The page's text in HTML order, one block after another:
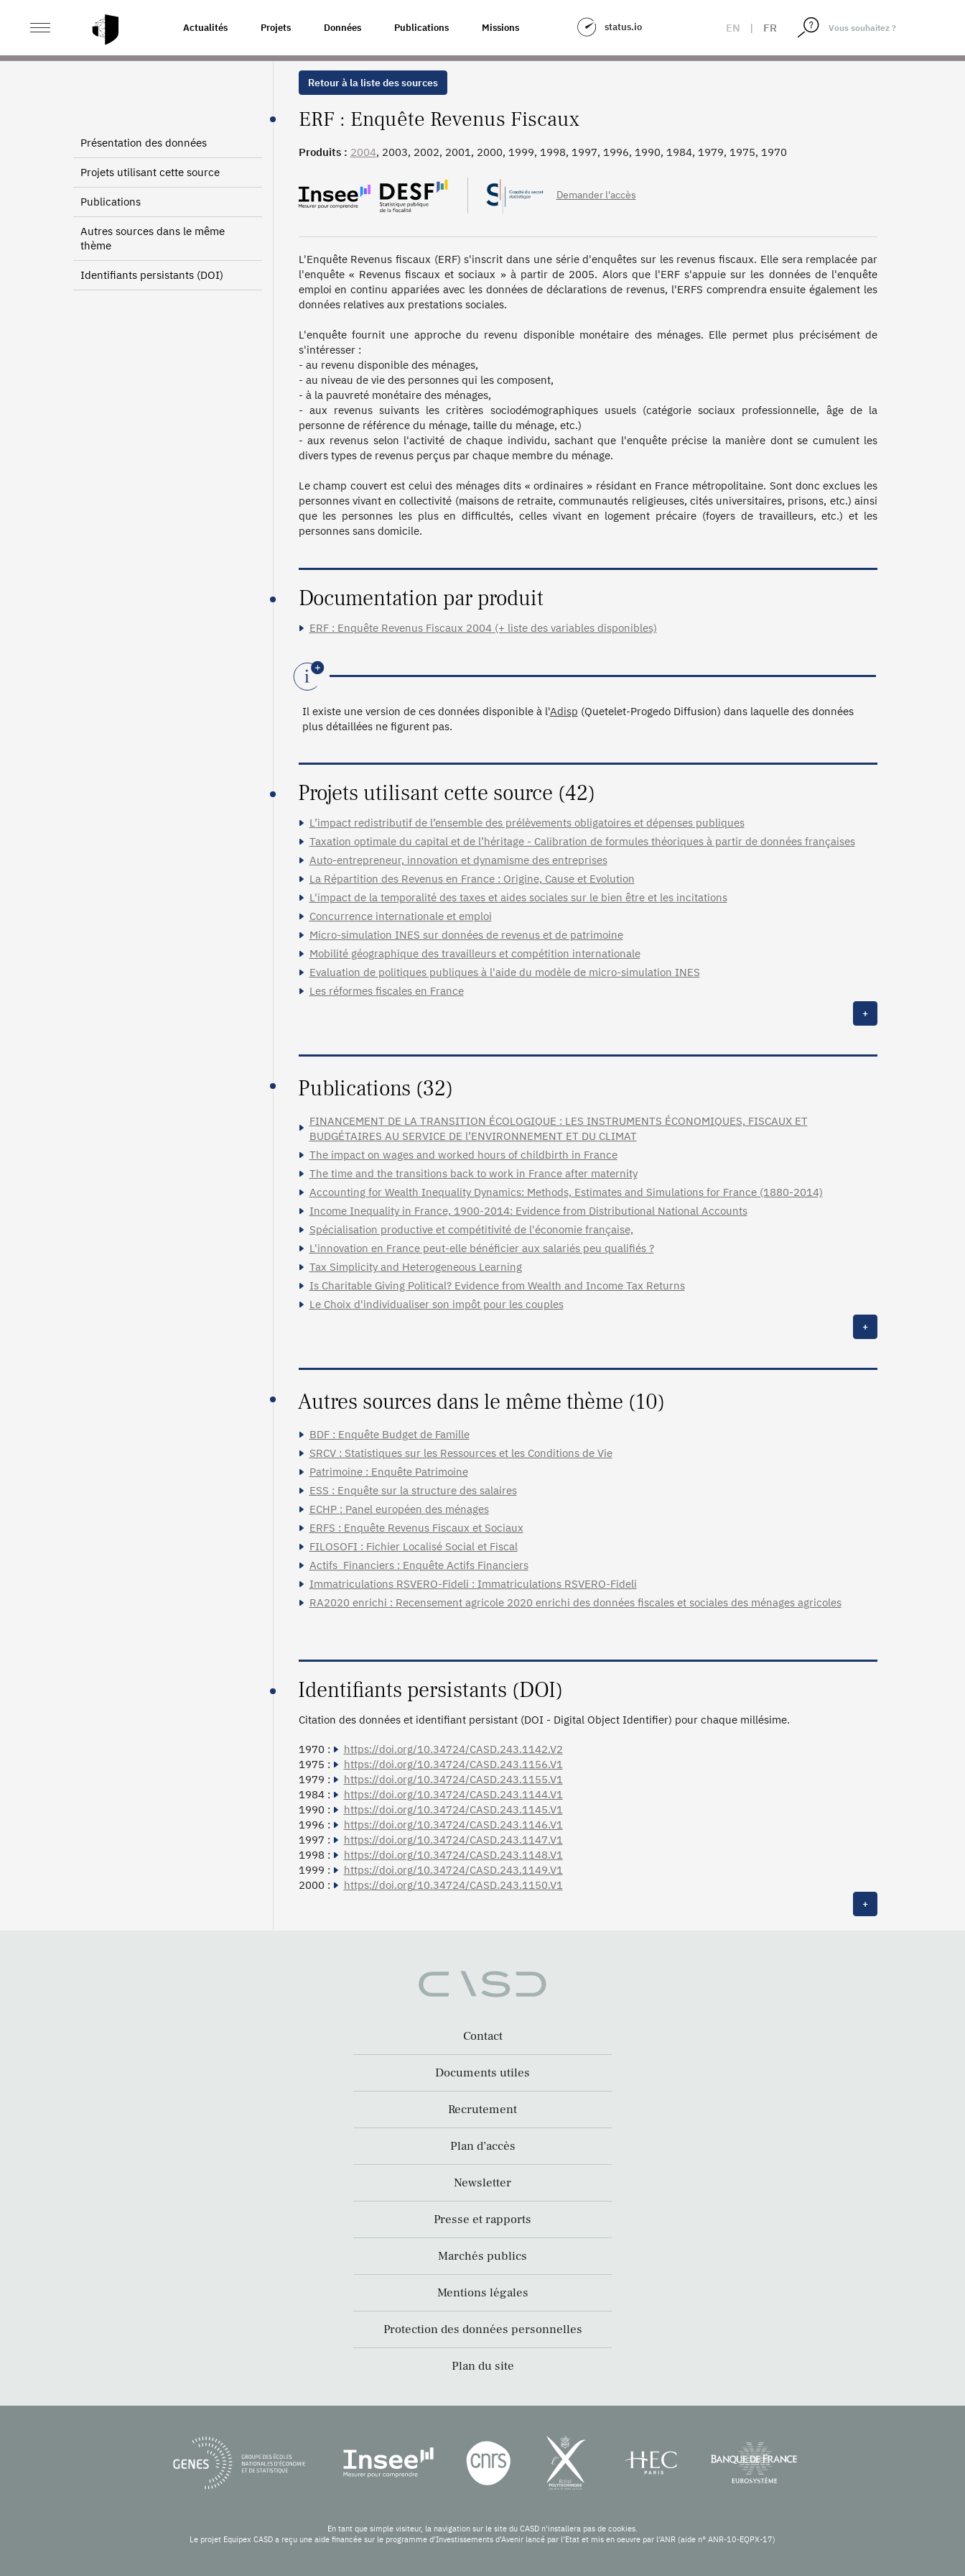
Actualités Projets Données Publications Missions status.io EN | FR
ACCUEIL ENQUÊTE REVENUS FISCAUX
Présentation des données
Projets utilisant cette source
Publications
Autres sources dans le même
thème
Identifiants persistants (DOI)
Retour à la liste des sources
ERF : Enquête Revenus Fiscaux
Produits : 2004, 2003, 2002, 2001, 2000, 1999, 1998, 1997, 1996, 1990, 1984, 1979, 1975, 1970
Demander l'accès
L'Enquête Revenus fiscaux (ERF) s'inscrit dans une série d'enquêtes sur les revenus fiscaux. Elle sera remplacée par
l'enquête « Revenus fiscaux et sociaux » à partir de 2005. Alors que l'ERF s'appuie sur les données de l'enquête
emploi en continu appariées avec les données de déclarations de revenus, l'ERFS comprendra ensuite également les
données relatives aux prestations sociales.
L'enquête fournit une approche du revenu disponible monétaire des ménages. Elle permet plus précisément de
s'intéresser :
- au revenu disponible des ménages,
- au niveau de vie des personnes qui les composent,
- à la pauvreté monétaire des ménages,
- aux revenus suivants les critères sociodémographiques usuels (catégorie sociaux professionnelle, âge de la
personne de référence du ménage, taille du ménage, etc.)
- aux revenus selon l'activité de chaque individu, sachant que l'enquête précise la manière dont se cumulent les
divers types de revenus perçus par chaque membre du ménage.
Le champ couvert est celui des ménages dits « ordinaires » résidant en France métropolitaine. Sont donc exclues les
personnes vivant en collectivité (maisons de retraite, communautés religieuses, cités universitaires, prisons, etc.) ainsi
que les personnes les plus en difficultés, celles vivant en logement précaire (foyers de travailleurs, etc.) et les
personnes sans domicile.
Documentation par produit
ERF : Enquête Revenus Fiscaux 2004 (+ liste des variables disponibles)
Il existe une version de ces données disponible à l'Adisp (Quetelet-Progedo Diffusion) dans laquelle des données
plus détaillées ne figurent pas.
Projets utilisant cette source (42)
L’impact redistributif de l’ensemble des prélèvements obligatoires et dépenses publiques
Taxation optimale du capital et de l’héritage - Calibration de formules théoriques à partir de données françaises
Auto-entrepreneur, innovation et dynamisme des entreprises
La Répartition des Revenus en France : Origine, Cause et Evolution
L'impact de la temporalité des taxes et aides sociales sur le bien être et les incitations
Concurrence internationale et emploi
Micro-simulation INES sur données de revenus et de patrimoine
Mobilité géographique des travailleurs et compétition internationale
Evaluation de politiques publiques à l'aide du modèle de micro-simulation INES
Les réformes fiscales en France
+
Publications (32)
FINANCEMENT DE LA TRANSITION ÉCOLOGIQUE : LES INSTRUMENTS ÉCONOMIQUES, FISCAUX ET
BUDGÉTAIRES AU SERVICE DE l’ENVIRONNEMENT ET DU CLIMAT
The impact on wages and worked hours of childbirth in France
The time and the transitions back to work in France after maternity
Accounting for Wealth Inequality Dynamics: Methods, Estimates and Simulations for France (1880-2014)
Income Inequality in France, 1900-2014: Evidence from Distributional National Accounts
Spécialisation productive et compétitivité de l'économie française,
L'innovation en France peut-elle bénéficier aux salariés peu qualifiés ?
Tax Simplicity and Heterogeneous Learning
Is Charitable Giving Political? Evidence from Wealth and Income Tax Returns
Le Choix d'individualiser son impôt pour les couples
+
Autres sources dans le même thème (10)
BDF : Enquête Budget de Famille
SRCV : Statistiques sur les Ressources et les Conditions de Vie
Patrimoine : Enquête Patrimoine
ESS : Enquête sur la structure des salaires
ECHP : Panel européen des ménages
ERFS : Enquête Revenus Fiscaux et Sociaux
FILOSOFI : Fichier Localisé Social et Fiscal
Actifs_Financiers : Enquête Actifs Financiers
Immatriculations RSVERO-Fideli : Immatriculations RSVERO-Fideli
RA2020 enrichi : Recensement agricole 2020 enrichi des données fiscales et sociales des ménages agricoles
Identifiants persistants (DOI)
Citation des données et identifiant persistant (DOI - Digital Object Identifier) pour chaque millésime.
1970 :
https://doi.org/10.34724/CASD.243.1142.V2
1975 :
https://doi.org/10.34724/CASD.243.1156.V1
1979 :
https://doi.org/10.34724/CASD.243.1155.V1
1984 :
https://doi.org/10.34724/CASD.243.1144.V1
1990 :
https://doi.org/10.34724/CASD.243.1145.V1
1996 :
https://doi.org/10.34724/CASD.243.1146.V1
1997 :
https://doi.org/10.34724/CASD.243.1147.V1
1998 :
https://doi.org/10.34724/CASD.243.1148.V1
1999 :
https://doi.org/10.34724/CASD.243.1149.V1
2000 :
https://doi.org/10.34724/CASD.243.1150.V1
+
Contact
Documents utiles
Recrutement
Plan d’accès
Newsletter
Presse et rapports
Marchés publics
Mentions légales
Protection des données personnelles
Plan du site
En tant que simple visiteur, la navigation sur le site du CASD n'installera pas de cookies.
Le projet Equipex CASD a reçu une aide financée sur le programme d’Investissements d’Avenir lancé par l’Etat et mis en oeuvre par l’ANR (aide n° ANR-10-EQPX-17)